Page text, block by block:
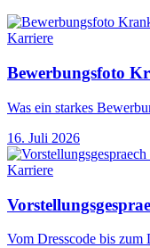
Karriere
Bewerbungsfoto
Was ein starkes
16. Juli 2026
Karriere
Vom Dresscode bis zum